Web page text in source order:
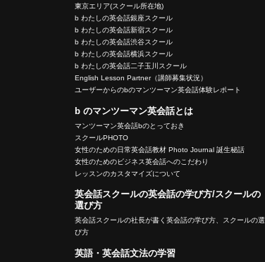
東京エリア(スクール所在地)
b わたしの英会話銀座スクール
b わたしの英会話新宿スクール
b わたしの英会話渋谷スクール
b わたしの英会話横浜スクール
b わたしの英会話二子玉川スクール
English Lesson Partner（講師募集状況）
ユーザーからのbのマンツーマン英会話体験レポート
b のマンツーマン英会話とは
マンツーマン英会話bのとっておき
スクールPHOTO
女性のための日常英会話教材 Photo Journal 誕生秘話
女性のためのビジネス英会話へのこだわり
レッスンのカスタマイズについて
英会話スクールの英会話の学び方/スクールの
選び方
英会話スクールの社長が書く英会話の学び方、スクールの選
び方
英語・英会話文法の学習